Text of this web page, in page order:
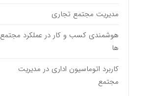
مدیریت مجتمع تجاری
هوشمندی کسب و کار در عملکرد مجتمع
ها
کاربرد اتوماسیون اداری در مدیریت
مجتمع